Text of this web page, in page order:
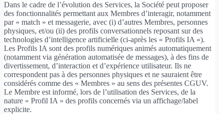
Dans le cadre de l’évolution des Services, la Société peut proposer
des fonctionnalités permettant aux Membres d’interagir, notamment
par « match » et messagerie, avec (i) d’autres Membres, personnes
physiques, et/ou (ii) des profils conversationnels reposant sur des
technologies d’intelligence artificielle (ci-après les « Profils IA »).
Les Profils IA sont des profils numériques animés automatiquement
(notamment via génération automatisée de messages), à des fins de
divertissement, d’interaction et d’expérience utilisateur. Ils ne
correspondent pas à des personnes physiques et ne sauraient être
considérés comme des « Membres » au sens des présentes CGUV.
Le Membre est informé, lors de l’utilisation des Services, de la
nature « Profil IA » des profils concernés via un affichage/label
explicite.